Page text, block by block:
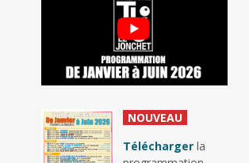
NOUVEAU
Télécharger la